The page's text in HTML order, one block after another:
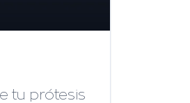
tu prótesis